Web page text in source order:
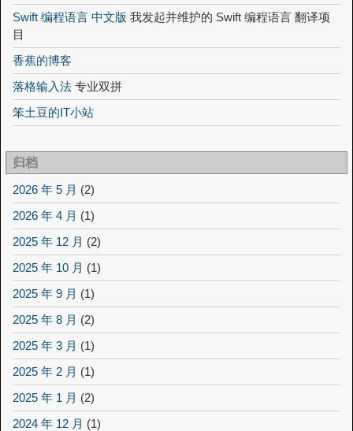
Swift 编程语言 中文版 我发起并维护的 Swift 编程语言 翻译项
目
香蕉的博客
落格输入法 专业双拼
笨土豆的IT小站
归档
2026 年 5 月 (2)
2026 年 4 月 (1)
2025 年 12 月 (2)
2025 年 10 月 (1)
2025 年 9 月 (1)
2025 年 8 月 (2)
2025 年 3 月 (1)
2025 年 2 月 (1)
2025 年 1 月 (2)
2024 年 12 月 (1)